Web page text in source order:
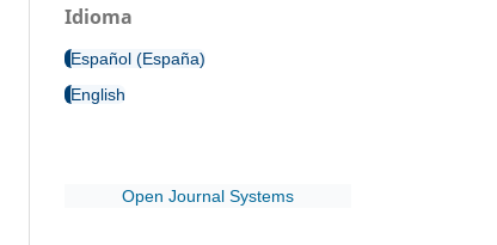
Idioma
Español (España)
English
Open Journal Systems